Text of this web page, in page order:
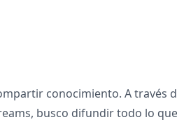
conocimiento. A través
busco difundir todo lo